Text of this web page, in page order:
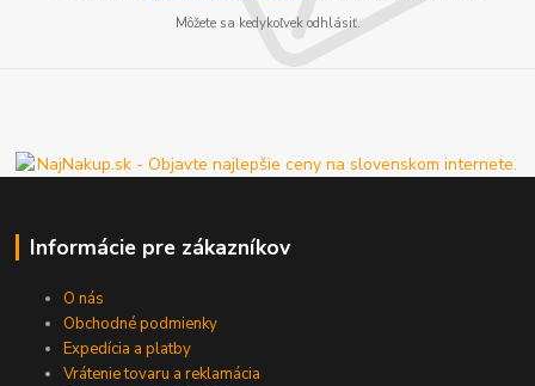
Môžete sa kedykoľvek odhlásiť.
Informácie pre zákazníkov
O nás
Obchodné podmienky
Expedícia a platby
Vrátenie tovaru a reklamácia